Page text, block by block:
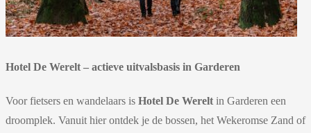
Hotel De Werelt – actieve uitvalsbasis in Garderen
Voor fietsers en wandelaars is Hotel De Wereltin Garderen een
droomplek. Vanuit hier ontdek je de bossen, het Wekeromse Zand of